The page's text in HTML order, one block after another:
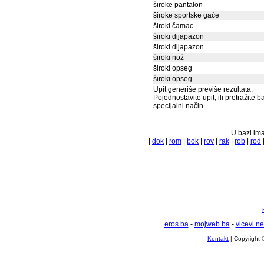
široke pantalon
široke sportske gaće
široki čamac
široki dijapazon
široki dijapazon
široki nož
široki opseg
široki opseg
Upit generiše previše rezultata.
Pojednostavite upit, ili pretražite
specijalni način.
U bazi
dok rom bok rov rak rob rod
eros.ba- mojweb.ba-
Kontakt | Copyright